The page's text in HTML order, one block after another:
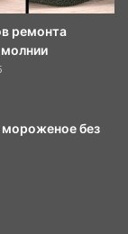
ремонта
мороженое без